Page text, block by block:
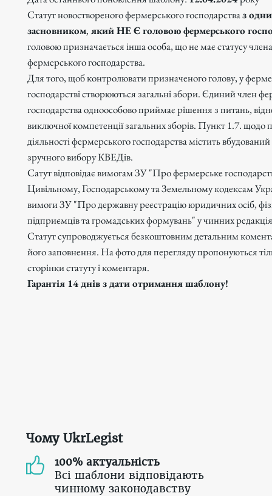
Статут новоствореного фермерського господарстваз
засновником, який НЕ Є головою фермерського
головою призначається інша особа, що не має статусу члена
фермерського господарства.
Для того, щоб контролювати призначеного голову, у
господарстві створюються загальні збори. Єдиний член
господарства одноособово приймає рішення з питань,
виключної компетенції загальних зборів. Пункт 1.7. щодо
діяльності фермерського господарства містить
зручного вибору КВЕДів.
Сатут відповідає вимогам ЗУ "Про фермерське
Цивільному, Господарському та Земельному кодексам
вимоги ЗУ "Про державну реєстрацію юридичних осіб,
підприємців та громадських формувань" у чинних
Статут супроводжується безкоштовним детальним
його заповнення. На фото для перегляду пропонуються
сторінки статуту і коментаря.
Гарантія 14 днів з дати отримання шаблону!
Чому UkrLegist
100% актуальність
Всі шаблони відповідають
чинному законодавству